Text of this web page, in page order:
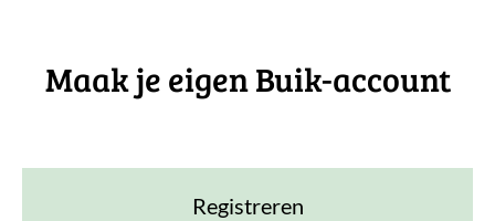
Maak je eigen Buik-account
Registreren